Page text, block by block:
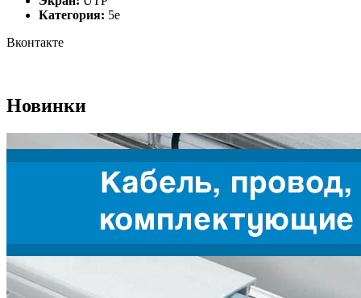
Категория: 5e
Вконтакте
Новинки